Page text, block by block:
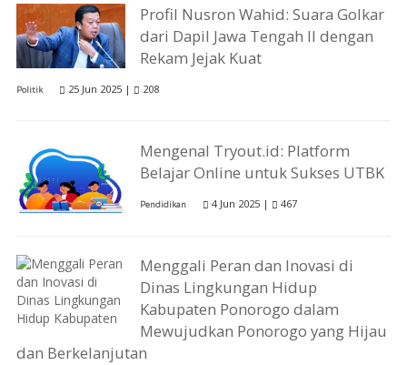
Profil Nusron Wahid: Suara Golkar
dari Dapil Jawa Tengah II dengan
Rekam Jejak Kuat
Politik 25 Jun 2025 | 208
Mengenal Tryout.id: Platform
Belajar Online untuk Sukses UTBK
Pendidikan 4 Jun 2025 | 467
Menggali Peran dan Inovasi di
Dinas Lingkungan Hidup
Kabupaten Ponorogo dalam
Mewujudkan Ponorogo yang Hijau
dan Berkelanjutan